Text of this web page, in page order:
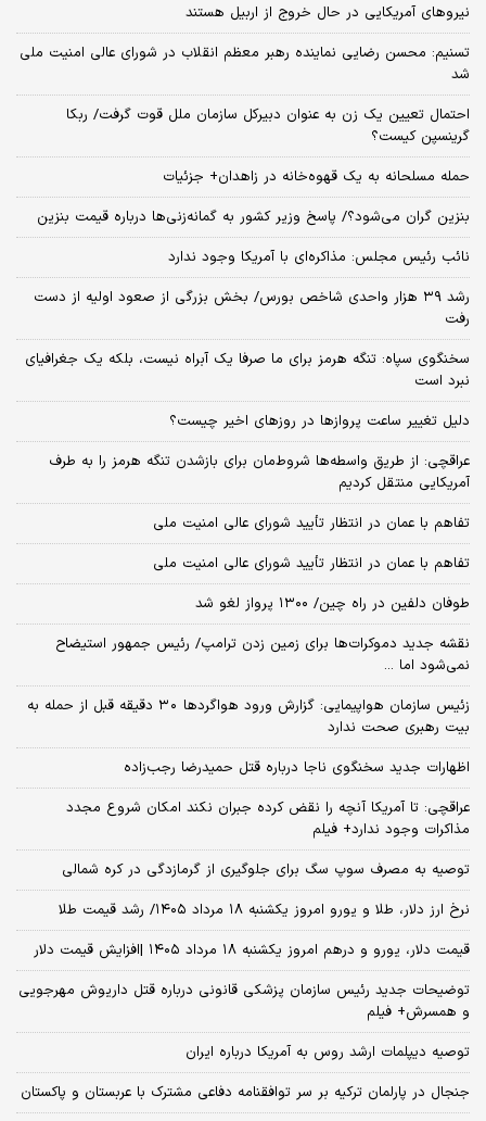
نیروهای آمریکایی در حال خروج از اربیل هستند
تسنیم: محسن رضایی نماینده رهبر معظم انقلاب در شورای عالی امنیت ملی
شد
احتمال تعیین یک زن به عنوان دبیرکل سازمان ملل قوت گرفت/ ربکا
گرینسپن کیست؟
حمله مسلحانه به یک قهوه‌خانه در زاهدان+ جزئیات
بنزین گران می‌شود؟/ پاسخ وزیر کشور به گمانه‌زنی‌ها درباره قیمت بنزین
نائب رئیس مجلس: مذاکره‌ای با آمریکا وجود ندارد
رشد ۳۹ هزار واحدی شاخص بورس/ بخش بزرگی از صعود اولیه از دست
رفت
سخنگوی سپاه: تنگه هرمز برای ما صرفا یک آبراه نیست، بلکه یک جغرافیای
نبرد است
دلیل تغییر ساعت پروازها در روزهای اخیر چیست؟
عراقچی: از طریق واسطه‌ها شروط‌مان برای بازشدن تنگه هرمز را به طرف
آمریکایی منتقل کردیم
تفاهم با عمان در انتظار تأیید شورای عالی امنیت ملی
تفاهم با عمان در انتظار تأیید شورای عالی امنیت ملی
طوفان دلفین در راه چین/ ۱۳۰۰ پرواز لغو شد
نقشه جدید دموکرات‌ها برای زمین زدن ترامپ/ رئیس جمهور استیضاح
نمی‌شود اما ...
زئیس سازمان هواپیمایی: گزارش ورود هواگردها ٣٠ دقیقه قبل از حمله به
بیت رهبری صحت ندارد
اظهارات جدید سخنگوی ناجا درباره قتل حمیدرضا رجب‌زاده
عراقچی: تا آمریکا آنچه را نقض کرده جبران نکند امکان شروع مجدد
مذاکرات وجود ندارد+ فیلم
توصیه به مصرف سوپ سگ برای جلوگیری از گرمازدگی در کره شمالی
نرخ ارز دلار، طلا و یورو امروز یکشنبه ۱۸ مرداد ۱۴۰۵/ رشد قیمت طلا
قیمت دلار، یورو و درهم امروز یکشنبه ۱۸ مرداد ۱۴۰۵ |افزایش قیمت دلار
توضیحات جدید رئیس سازمان پزشکی قانونی درباره قتل داریوش مهرجویی
و همسرش+ فیلم
توصیه دیپلمات ارشد روس به آمریکا درباره ایران
جنجال در پارلمان ترکیه بر سر توافقنامه دفاعی مشترک با عربستان و پاکستان